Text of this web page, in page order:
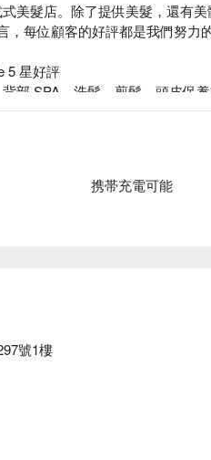
美髮店。除了提供美髮，還有
，每位顧客的好評都是我們努力
5 星好評
部 SPA、洗髮、剪髮、頭皮保養
石牌站，不僅有專業美髮設計
石輕奢感裝潢，讓你擁有更高品質
沙龍價格立刻查看 ⬇︎
携帯充電可能
號1樓